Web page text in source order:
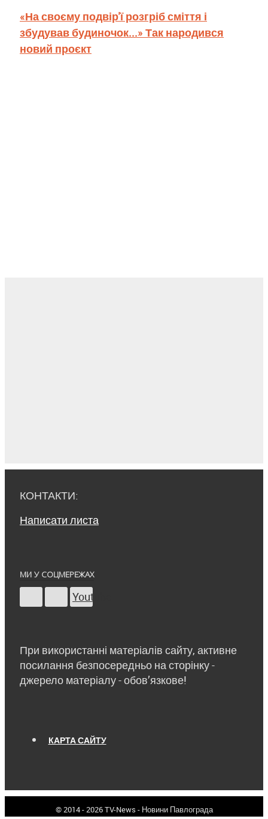
«На своєму подвір'ї розгріб сміття і
збудував будиночок...» Так народився
новий проєкт
КОНТАКТИ:
Написати листа
МИ У СОЦМЕРЕЖАХ
Youtube
При використанні матеріалів сайту, активне
посилання безпосередньо на сторінку -
джерело матеріалу - обов’язкове!
КАРТА САЙТУ
© 2014 - 2026 TV-News - Новини Павлограда